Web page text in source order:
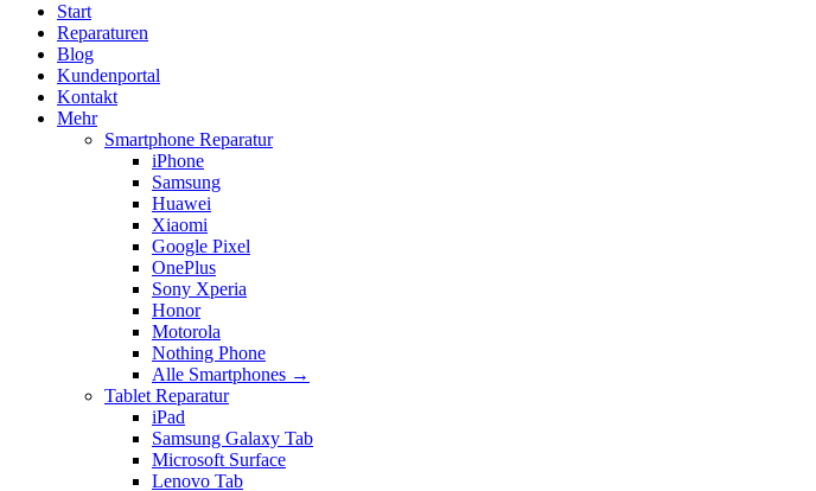
Start
Reparaturen
Blog
Kundenportal
Kontakt
Mehr
Smartphone Reparatur
iPhone
Samsung
Huawei
Xiaomi
Google Pixel
OnePlus
Sony Xperia
Honor
Motorola
Nothing Phone
Alle Smartphones →
Tablet Reparatur
iPad
Samsung Galaxy Tab
Microsoft Surface
Lenovo Tab